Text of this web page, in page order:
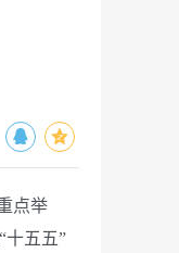
点举
十五五”